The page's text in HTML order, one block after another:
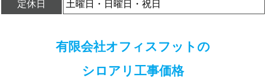
定休日 土曜日・日曜日・祝日
有限会社オフィスフットの
シロアリ工事価格